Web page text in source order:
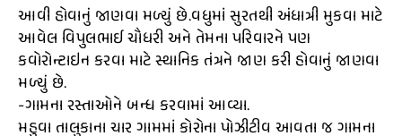
આવી હોવાનું જાણવા મળ્યું છે.વધુમાં સુરતથી અંધાત્રી મુકવા માટે
આવેલ વિપુલભાઈ ચૌધરી અને તેમના પરિવારને પણ
કવોરોન્ટાઇન કરવા માટે સ્થાનિક તંત્રને જાણ કરી હોવાનું જાણવા
મળ્યું છે.
-ગામના રસ્તાઓને બન્ધ કરવામાં આવ્યા.
મહુવા તાલુકાના ચાર ગામમાં કોરોના પોઝીટીવ આવતા જ ગામના